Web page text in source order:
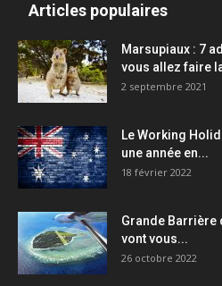
Articles populaires
Marsupiaux : 7
vous allez faire
2 septembre 2021
Le Working
une année en...
18 février 2022
Grande Barrière
vont vous...
26 octobre 2022